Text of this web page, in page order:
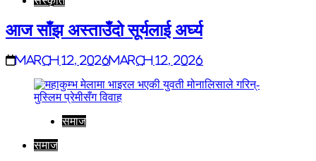
आज साँझ अस्ताउँदो सूर्यलाई अर्घ्य
March 12, 2026March 12, 2026
समाज
समाज